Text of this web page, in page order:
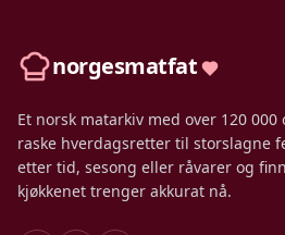
norgesmatfat
Et norsk matarkiv med over 120
raske hverdagsretter til storslagne
etter tid, sesong eller råvarer og
kjøkkenet trenger akkurat nå.